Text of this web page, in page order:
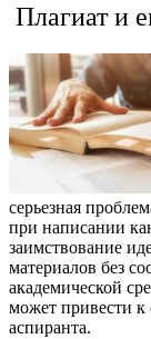
Плагиат и
серьезная
при написании
заимствование
материалов без
академической
может привести к
аспиранта.